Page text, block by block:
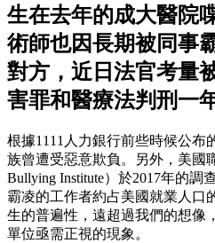
生在去年的成大醫院
術師也因長期被同事
對方，近日法官考量
害罪和醫療法判刑一年
根據1111人力銀行前些時候公布
族曾遭受惡意欺負。另外，美國
Bullying Institute）於2017年的調
霸凌的工作者約占美國就業人口
生的普遍性，遠超過我們的想像
單位亟需正視的現象。